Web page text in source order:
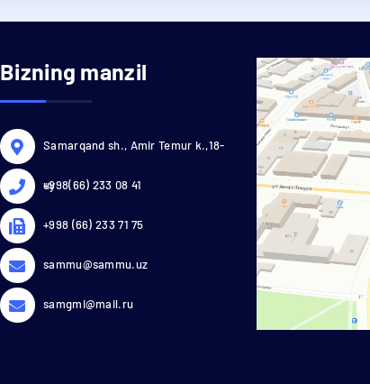
Bizning manzil
Samarqand sh., Amir Temur k.,18-
uy
+998(66) 233 08 41
+998 (66) 233 71 75
sammu@sammu.uz
samgmi@mail.ru